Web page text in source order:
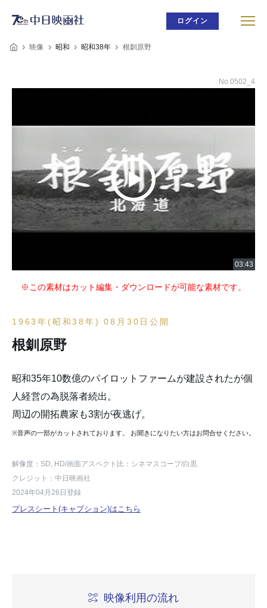
ログイン
映像 昭和 昭和38年 根釧原野
No.0502_4
※この素材はカット編集・ダウンロードが可能な素材です。
1963年(昭和38年) 08月30日公開
根釧原野
昭和35年10数億のパイロットファームが建設されたが個
人経営の為脱落者続出。
周辺の開拓農家も3割が夜逃げ。
※音声の一部がカットされております。 お聞きになりたい方はお問合せください。
解像度：SD, HD/画面アスペクト比：シネマスコープ/白黒
クレジット：中日映画社
2024年04月26日登録
プレスシート(キャプション)はこちら
映像利用の流れ